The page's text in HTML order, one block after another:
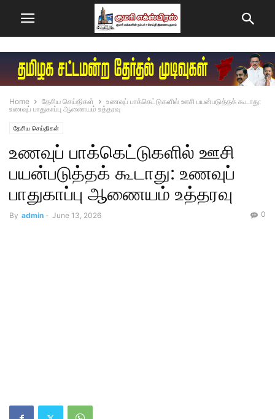
Home தேசிய செய்திகள்
உணவுப் பாக்கெட்டுகளில் ஊசி பயன்படுத்தக் கூடாது:
உணவுப் பாதுகாப்பு ஆணையம் உத்தரவு
தேசிய செய்திகள்
உணவுப் பாக்கெட்டுகளில் ஊசி
பயன்படுத்தக் கூடாது: உணவுப்
பாதுகாப்பு ஆணையம் உத்தரவு
By admin - June 13, 2026 0